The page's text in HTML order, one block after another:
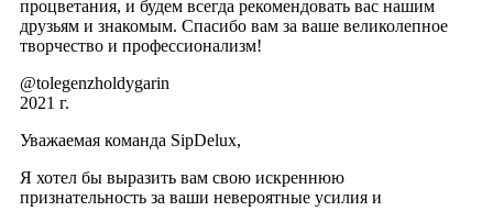
процветания, и будем всегда рекомендовать вас нашим
друзьям и знакомым. Спасибо вам за ваше великолепное
творчество и профессионализм!
@tolegenzholdygarin
2021 г.
Уважаемая команда SipDelux,
Я хотел бы выразить вам свою искреннюю
признательность за ваши невероятные усилия и